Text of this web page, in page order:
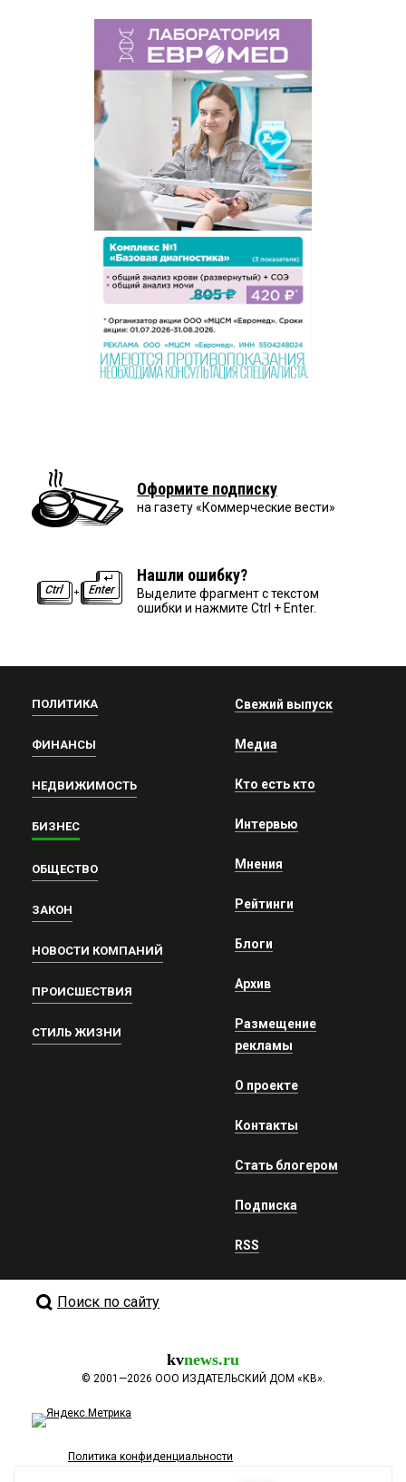
Оформите подписку
на газету «Коммерческие вести»
Нашли ошибку?
Выделите фрагмент с текстом
ошибки и нажмите Ctrl + Enter.
ПОЛИТИКА
ФИНАНСЫ
НЕДВИЖИМОСТЬ
БИЗНЕС
ОБЩЕСТВО
ЗАКОН
НОВОСТИ КОМПАНИЙ
ПРОИСШЕСТВИЯ
СТИЛЬ ЖИЗНИ
Свежий выпуск
Медиа
Кто есть кто
Интервью
Мнения
Рейтинги
Блоги
Архив
Размещение
рекламы
О проекте
Контакты
Стать блогером
Подписка
RSS
Поиск по сайту
kvnews.ru
© 2001—2026 ООО ИЗДАТЕЛЬСКИЙ ДОМ «КВ».
Политика конфиденциальности